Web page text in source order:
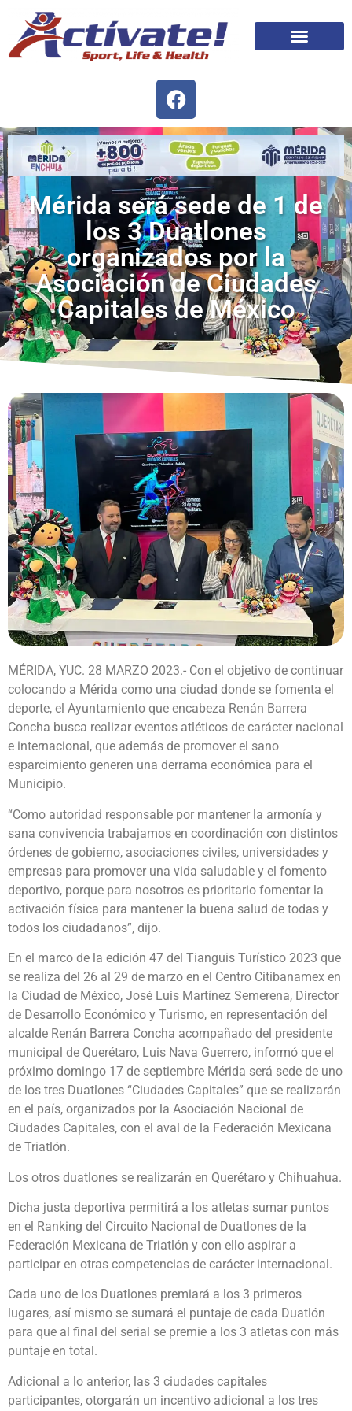
Mérida será sede de 1 de
los 3 Duatlones
organizados por la
Asociación de Ciudades
Capitales de México
MÉRIDA, YUC. 28 MARZO 2023.- Con el objetivo de continuar
colocando a Mérida como una ciudad donde se fomenta el
deporte, el Ayuntamiento que encabeza Renán Barrera
Concha busca realizar eventos atléticos de carácter nacional
e internacional, que además de promover el sano
esparcimiento generen una derrama económica para el
Municipio.
“Como autoridad responsable por mantener la armonía y
sana convivencia trabajamos en coordinación con distintos
órdenes de gobierno, asociaciones civiles, universidades y
empresas para promover una vida saludable y el fomento
deportivo, porque para nosotros es prioritario fomentar la
activación física para mantener la buena salud de todas y
todos los ciudadanos”, dijo.
En el marco de la edición 47 del Tianguis Turístico 2023 que
se realiza del 26 al 29 de marzo en el Centro Citibanamex en
la Ciudad de México, José Luis Martínez Semerena, Director
de Desarrollo Económico y Turismo, en representación del
alcalde Renán Barrera Concha acompañado del presidente
municipal de Querétaro, Luis Nava Guerrero, informó que el
próximo domingo 17 de septiembre Mérida será sede de uno
de los tres Duatlones “Ciudades Capitales” que se realizarán
en el país, organizados por la Asociación Nacional de
Ciudades Capitales, con el aval de la Federación Mexicana
de Triatlón.
Los otros duatlones se realizarán en Querétaro y Chihuahua.
Dicha justa deportiva permitirá a los atletas sumar puntos
en el Ranking del Circuito Nacional de Duatlones de la
Federación Mexicana de Triatlón y con ello aspirar a
participar en otras competencias de carácter internacional.
Cada uno de los Duatlones premiará a los 3 primeros
lugares, así mismo se sumará el puntaje de cada Duatlón
para que al final del serial se premie a los 3 atletas con más
puntaje en total.
Adicional a lo anterior, las 3 ciudades capitales
participantes, otorgarán un incentivo adicional a los tres